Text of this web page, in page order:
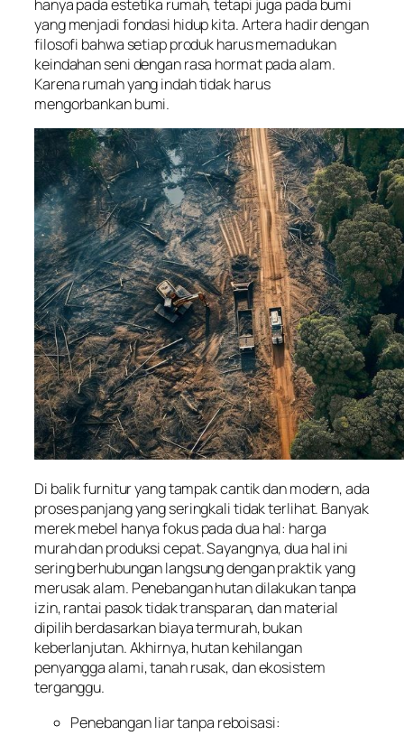
hanya pada estetika rumah, tetapi juga pada bumi
yang menjadi fondasi hidup kita. Artera hadir dengan
filosofi bahwa setiap produk harus memadukan
keindahan seni dengan rasa hormat pada alam.
Karena rumah yang indah tidak harus
mengorbankan bumi.
Di balik furnitur yang tampak cantik dan modern, ada
proses panjang yang seringkali tidak terlihat. Banyak
merek mebel hanya fokus pada dua hal: harga
murah dan produksi cepat. Sayangnya, dua hal ini
sering berhubungan langsung dengan praktik yang
merusak alam. Penebangan hutan dilakukan tanpa
izin, rantai pasok tidak transparan, dan material
dipilih berdasarkan biaya termurah, bukan
keberlanjutan. Akhirnya, hutan kehilangan
penyangga alami, tanah rusak, dan ekosistem
terganggu.
Penebangan liar tanpa reboisasi: